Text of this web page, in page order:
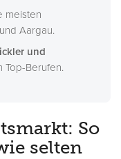
meisten
Aargau.
und
Top-Berufen.
So
selten